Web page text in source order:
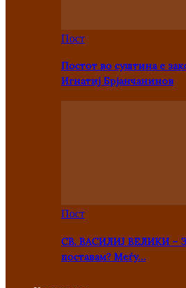
Пост
Постот во суштина е
Игнатиј Брјанчанинов
Пост
СВ. ВАСИЛИЈ ВЕЛИКИ –
поставам? Меѓу…